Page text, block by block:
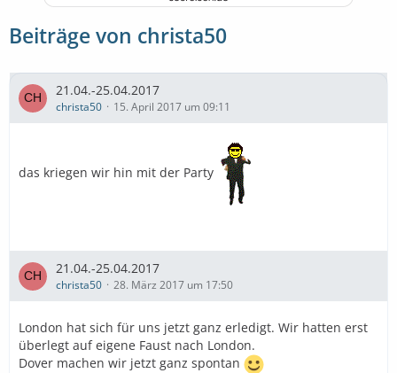
Beiträge von christa50
21.04.-25.04.2017
christa50 15. April 2017 um 09:11
das kriegen wir hin mit der Party
21.04.-25.04.2017
christa50 28. März 2017 um 17:50
London hat sich für uns jetzt ganz erledigt. Wir hatten erst
überlegt auf eigene Faust nach London.
Dover machen wir jetzt ganz spontan